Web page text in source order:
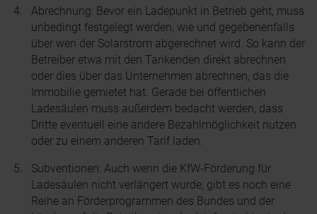
Abrechnung: Bevor ein Ladepunkt in Betrieb geht, muss
unbedingt festgelegt werden, wie und gegebenenfalls
über wen der Solarstrom abgerechnet wird. So kann der
Betreiber etwa mit den Tankenden direkt abrechnen
oder dies über das Unternehmen abrechnen, das die
Immobilie gemietet hat. Gerade bei öffentlichen
Ladesäulen muss außerdem bedacht werden, dass
Dritte eventuell eine andere Bezahlmöglichkeit nutzen
oder zu einem anderen Tarif laden.
Subventionen: Auch wenn die KfW-Förderung für
Ladesäulen nicht verlängert wurde, gibt es noch eine
Reihe an Förderprogrammen des Bundes und der